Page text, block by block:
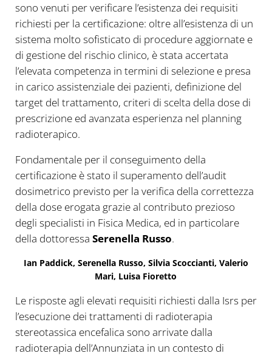
sono venuti per verificare l’esistenza dei requisiti
richiesti per la certificazione: oltre all’esistenza di un
sistema molto sofisticato di procedure aggiornate e
di gestione del rischio clinico, è stata accertata
l’elevata competenza in termini di selezione e presa
in carico assistenziale dei pazienti, definizione del
target del trattamento, criteri di scelta della dose di
prescrizione ed avanzata esperienza nel planning
radioterapico.
Fondamentale per il conseguimento della
certificazione è stato il superamento dell’audit
dosimetrico previsto per la verifica della correttezza
della dose erogata grazie al contributo prezioso
degli specialisti in Fisica Medica, ed in particolare
della dottoressa Serenella Russo.
Ian Paddick, Serenella Russo, Silvia Scoccianti, Valerio
Mari, Luisa Fioretto
Le risposte agli elevati requisiti richiesti dalla Isrs per
l’esecuzione dei trattamenti di radioterapia
stereotassica encefalica sono arrivate dalla
radioterapia dell’Annunziata in un contesto di